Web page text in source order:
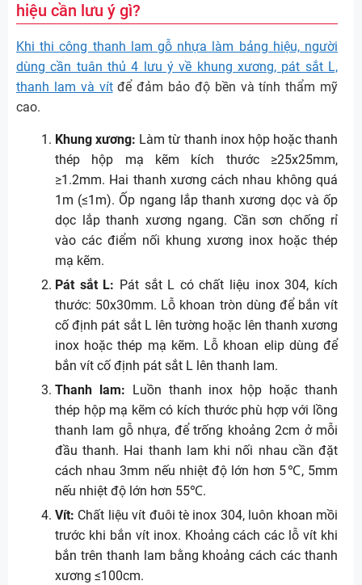
hiệu cần lưu ý gì?
Khi thi công thanh lam gỗ nhựa làm bảng hiệu, người
dùng cần tuân thủ 4 lưu ý về khung xương, pát sắt L,
thanh lam và vítđể đảm bảo độ bền và tính thẩm mỹ
cao.
Khung xương: Làm từ thanh inox hộp hoặc thanh
thép hộp mạ kẽm kích thước ≥25x25mm,
≥1.2mm. Hai thanh xương cách nhau không quá
1m (≤1m). Ốp ngang lắp thanh xương dọc và ốp
dọc lắp thanh xương ngang. Cần sơn chống rỉ
vào các điểm nối khung xương inox hoặc thép
mạ kẽm.
Pát sắt L: Pát sắt L có chất liệu inox 304, kích
thước: 50x30mm. Lỗ khoan tròn dùng để bắn vít
cố định pát sắt L lên tường hoặc lên thanh xương
inox hoặc thép mạ kẽm. Lỗ khoan elip dùng để
bắn vít cố định pát sắt L lên thanh lam.
Thanh lam: Luồn thanh inox hộp hoặc thanh
thép hộp mạ kẽm có kích thước phù hợp với lồng
thanh lam gỗ nhựa, để trống khoảng 2cm ở mỗi
đầu thanh. Hai thanh lam khi nối nhau cần đặt
cách nhau 3mm nếu nhiệt độ lớn hơn 5℃, 5mm
nếu nhiệt độ lớn hơn 55℃.
Vít: Chất liệu vít đuôi tè inox 304, luôn khoan mồi
trước khi bắn vít inox. Khoảng cách các lỗ vít khi
bắn trên thanh lam bằng khoảng cách các thanh
xương ≤100cm.